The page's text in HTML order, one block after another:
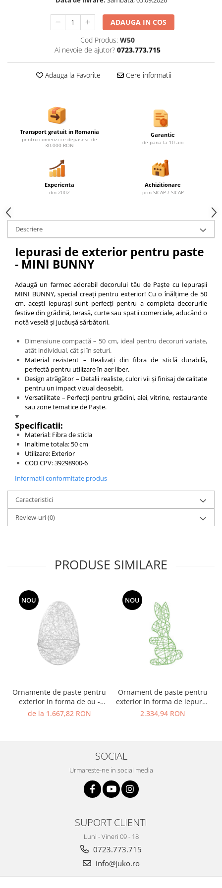
Ghivece de exterior
Ghivece din beton
Stalpi stradali
Stalpi camere video
Cismea stradala / gradina
Magazie pubele / tomberoane
Mobilier urban DIZABILITATI
ADAUGA IN COS
Cod Produs: W50
Ai nevoie de ajutor? 0723.773.715
Adauga la Favorite Cere informatii
Transport gratuit in Romania
pentru comenzi ce depasesc de
30.000 RON
Garantie
de pana la 10 ani
Experienta
din 2002
Achizitionare
prin SICAP / SICAP
Descriere
Iepurasi de exterior pentru paste
- MINI BUNNY
Adaugă un farmec adorabil decorului tău de Paște cu Iepurașii
MINI BUNNY, special creați pentru exterior! Cu o înălțime de 50
cm, acești iepurași sunt perfecți pentru a completa decorurile
festive din grădină, terasă, curte sau spații comerciale, aducând o
notă veselă și jucăușă sărbătorii.
Dimensiune compactă – 50 cm, ideal pentru decoruri variate,
atât individual, cât și în seturi.
Material rezistent – Realizați din fibra de sticlă durabilă,
perfectă pentru utilizare în aer liber.
Design atrăgător – Detalii realiste, culori vii și finisaj de calitate
pentru un impact vizual deosebit.
Versatilitate – Perfecți pentru grădini, alei, vitrine, restaurante
sau zone tematice de Paște.
Specificatii:
Material: Fibra de sticla
Inaltime totala: 50 cm
Utilizare: Exterior
COD CPV: 39298900-6
Informatii conformitate produs
Caracteristici
Review-uri(0)
PRODUSE SIMILARE
NOU
Ornamente de paste pentru
exterior in forma de ou -
EGG
de la 1.667,82 RON
NOU
Ornament de paste pentru
exterior in forma de iepuras
- BUNNY 2D
2.334,94 RON
SOCIAL
Urmareste-ne in social media
SUPORT CLIENTI
Luni - Vineri 09 - 18
0723.773.715
info@juko.ro